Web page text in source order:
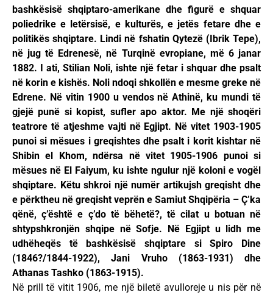
bashkësisë shqiptaro-amerikane dhe figurë e shquar
poliedrike e letërsisë, e kulturës, e jetës fetare dhe e
politikës shqiptare. Lindi në fshatin Qytezë (Ibrik Tepe),
në jug të Edrenesë, në Turqinë evropiane, më 6 janar
1882. I ati, Stilian Noli, ishte një fetar i shquar dhe psalt
në korin e kishës. Noli ndoqi shkollën e mesme greke në
Edrene. Në vitin 1900 u vendos në Athinë, ku mundi të
gjejë punë si kopist, sufler apo aktor. Me një shoqëri
teatrore të atjeshme vajti në Egjipt. Në vitet 1903-1905
punoi si mësues i greqishtes dhe psalt i korit kishtar në
Shibin el Khom, ndërsa në vitet 1905-1906 punoi si
mësues në El Faiyum, ku ishte ngulur një koloni e vogël
shqiptare. Këtu shkroi një numër artikujsh greqisht dhe
e përktheu në greqisht veprën e Samiut Shqipëria – Ç’ka
qënë, ç’është e ç’do të bëhetë?, të cilat u botuan në
shtypshkronjën shqipe në Sofje. Në Egjipt u lidh me
udhëheqës të bashkësisë shqiptare si Spiro Dine
(1846?/1844-1922), Jani Vruho (1863-1931) dhe
Athanas Tashko (1863-1915).
Në prill të vitit 1906, me një biletë avulloreje u nis për në